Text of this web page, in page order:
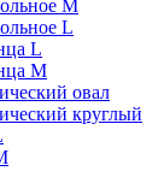
M
L
L
M
овал
круглый